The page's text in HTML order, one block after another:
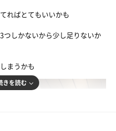
ればとてもいいかも
つしかないから少し足りないか
まうかも
きを読む